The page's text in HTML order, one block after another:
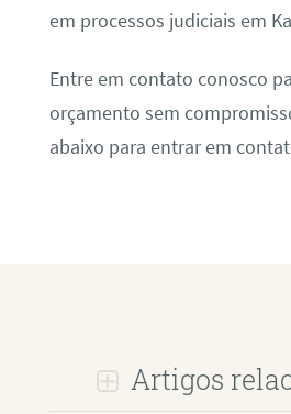
em processos judiciais em
Entre em contato conosco
orçamento sem
abaixo para entrar em
Artigos